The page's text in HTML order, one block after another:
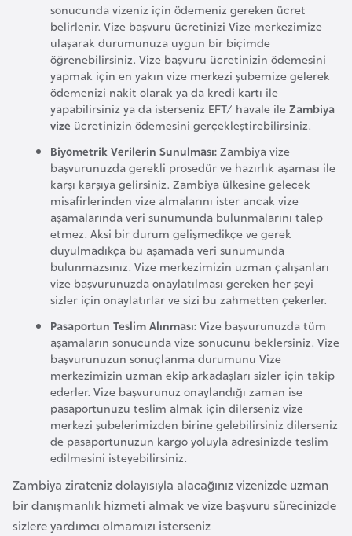
sonucunda vizeniz için ödemeniz gereken ücret
belirlenir. Vize başvuru ücretinizi Vize merkezimize
ulaşarak durumunuza uygun bir biçimde
öğrenebilirsiniz. Vize başvuru ücretinizin ödemesini
yapmak için en yakın vize merkezi şubemize gelerek
ödemenizi nakit olarak ya da kredi kartı ile
yapabilirsiniz ya da isterseniz EFT/ havale ileZambiya
vize ücretinizin ödemesini gerçekleştirebilirsiniz.
Biyometrik Verilerin Sunulması:Zambiya vize
başvurunuzda gerekli prosedür ve hazırlık aşaması ile
karşı karşıya gelirsiniz. Zambiya ülkesine gelecek
misafirlerinden vize almalarını ister ancak vize
aşamalarında veri sunumunda bulunmalarını talep
etmez. Aksi bir durum gelişmedikçe ve gerek
duyulmadıkça bu aşamada veri sunumunda
bulunmazsınız. Vize merkezimizin uzman çalışanları
vize başvurunuzda onaylatılması gereken her şeyi
sizler için onaylatırlar ve sizi bu zahmetten çekerler.
Pasaportun Teslim Alınması:Vize başvurunuzda tüm
aşamaların sonucunda vize sonucunu beklersiniz. Vize
başvurunuzun sonuçlanma durumunu Vize
merkezimizin uzman ekip arkadaşları sizler için takip
ederler. Vize başvurunuz onaylandığı zaman ise
pasaportunuzu teslim almak için dilerseniz vize
merkezi şubelerimizden birine gelebilirsiniz dilerseniz
de pasaportunuzun kargo yoluyla adresinizde teslim
edilmesini isteyebilirsiniz.
Zambiya zirateniz dolayısıyla alacağınız vizenizde uzman
bir danışmanlık hizmeti almak ve vize başvuru sürecinizde
sizlere yardımcı olmamızı isterseniz
a
d